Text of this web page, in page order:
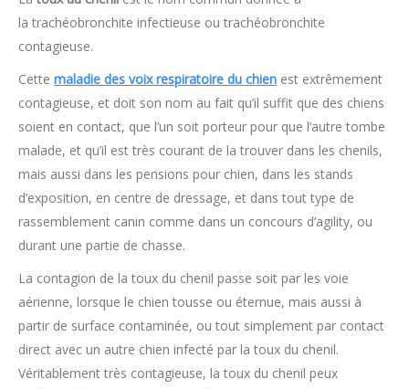
la trachéobronchite infectieuse ou trachéobronchite
contagieuse.
Cette maladie des voix respiratoire du chien est extrêmement
contagieuse, et doit son nom au fait qu’il suffit que des chiens
soient en contact, que l’un soit porteur pour que l’autre tombe
malade, et qu’il est très courant de la trouver dans les chenils,
mais aussi dans les pensions pour chien, dans les stands
d’exposition, en centre de dressage, et dans tout type de
rassemblement canin comme dans un concours d’agility, ou
durant une partie de chasse.
La contagion de la toux du chenil passe soit par les voie
aérienne, lorsque le chien tousse ou éternue, mais aussi à
partir de surface contaminée, ou tout simplement par contact
direct avec un autre chien infecté par la toux du chenil.
Véritablement très contagieuse, la toux du chenil peux